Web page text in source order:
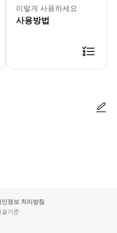
이렇게 사용하세요
사용방법
인정보 처리방침
결기준